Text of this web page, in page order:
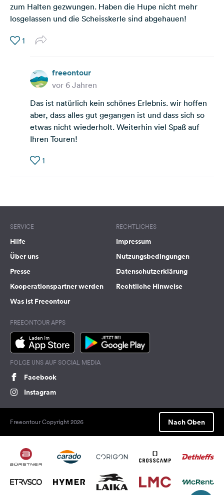
zum Halten gezwungen. Haben die Hupe nicht mehr
losgelassen und die Scheisskerle sind abgehauen!
1
freeontour
vor 6 Jahren
Das ist natürlich kein schönes Erlebnis. wir hoffen
aber, dass alles gut gegangen ist und dass sich so
etwas nicht wiederholt. Weiterhin viel Spaß auf
Ihren Touren!
1
SERVICE
Hilfe
Über uns
Presse
Kooperationspartner werden
Was ist Freeontour
RECHTLICHES
Impressum
Nutzungsbedingungen
Datenschutzerklärung
Rechtliche Hinweise
FREEONTOUR APPS
FOLGE UNS AUF SOCIAL MEDIA
Facebook
Instagram
Freeontour Copyright 2026 Nach Oben